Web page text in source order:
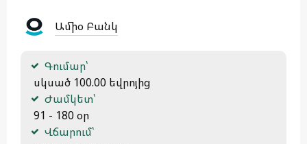
Ամիօ Բանկ
Գումար՝
սկսած 100.00 եվրոյից
Ժամկետ՝
91 - 180 օր
Վճարում՝